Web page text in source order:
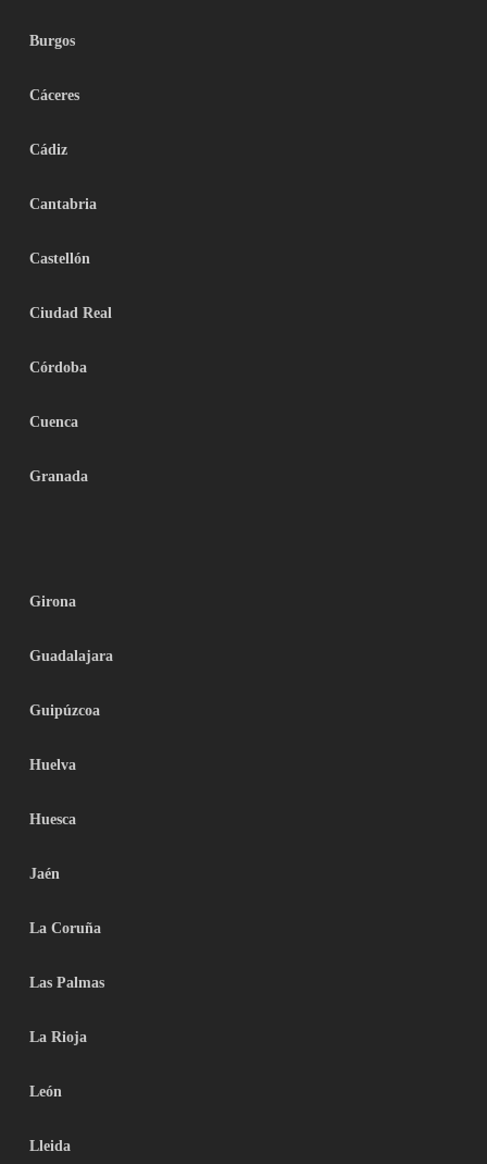
Burgos
Cáceres
Cádiz
Cantabria
Castellón
Ciudad Real
Córdoba
Cuenca
Granada
Girona
Guadalajara
Guipúzcoa
Huelva
Huesca
Jaén
La Coruña
Las Palmas
La Rioja
León
Lleida